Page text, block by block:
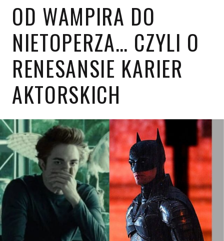
OD WAMPIRA DO
NIETOPERZA… CZYLI O
RENESANSIE KARIER
AKTORSKICH